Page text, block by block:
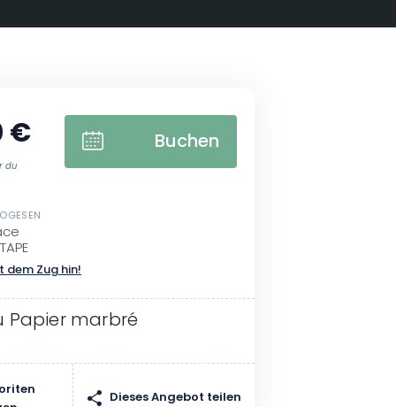
€
du
Buchen
dem Zug hin!
Papier marbré
Dieses Angebot teilen